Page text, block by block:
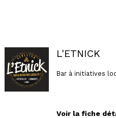
L'ETNICK
Bar à initiatives
Voir la fiche